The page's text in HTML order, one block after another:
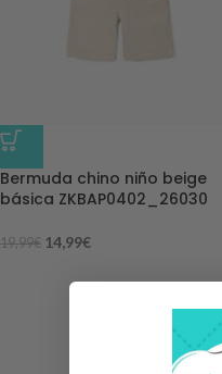
-25%
Bermuda chino niño beige
básica ZKBAP0402_26030
19,99€ 14,99€